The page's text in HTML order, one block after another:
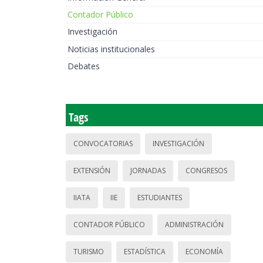
Contador Público
Investigación
Noticias institucionales
Debates
Tags
CONVOCATORIAS INVESTIGACIÓN
EXTENSIÓN JORNADAS CONGRESOS
IIATA IIE ESTUDIANTES
CONTADOR PÚBLICO ADMINISTRACIÓN
TURISMO ESTADÍSTICA ECONOMÍA